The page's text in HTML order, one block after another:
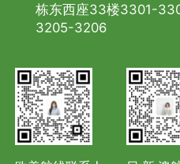
栋东西座33楼3301-
3205-3206